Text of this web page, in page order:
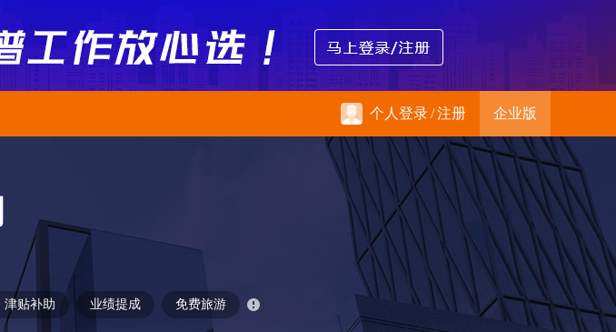
个人登录/注册 企业版
津贴补助 业绩提成 免费旅游